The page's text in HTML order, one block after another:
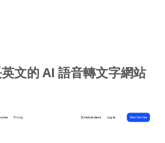
文的 AI 語音轉文字網站